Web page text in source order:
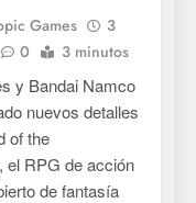
Games
3
0 3 minutos
y Bandai Namco
nuevos detalles
of the
el RPG de acción
de fantasía